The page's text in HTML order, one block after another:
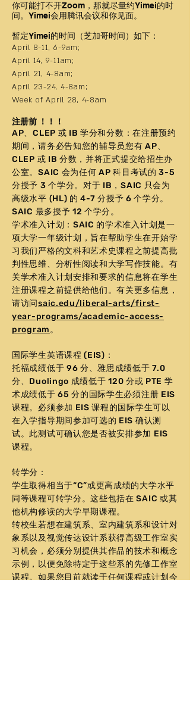
你可能打不开Zoom，那就尽量约Yimei的时
间。Yimei会用腾讯会议和你见面。
暂定Yimei的时间（芝加哥时间）如下：
April 8-11, 6-9am;
April 14, 9-11am;
April 21, 4-8am;
April 23-24, 4-8am;
Week of April 28, 4-8am
注册前 ！！！
AP、CLEP 或 IB 学分和分数：在注册预约
期间，请务必告知您的辅导员您有 AP、
CLEP 或 IB 分数，并将正式提交给招生办
公室。SAIC 会为任何 AP 科目考试的 3-5
分授予 3 个学分。对于 IB，SAIC 只会为
高级水平 (HL) 的 4-7 分授予 6 个学分。
SAIC 最多授予 12 个学分。
学术准入计划：SAIC 的学术准入计划是一
项大学一年级计划，旨在帮助学生在开始学
习我们严格的文科和艺术史课程之前提高批
判性思维、分析性阅读和大学写作技能。有
关学术准入计划安排和要求的信息将在学生
注册课程之前提供给他们。有关更多信息，
请访问saic.edu/liberal-arts/first-
year-programs/academic-access-
program。
国际学生英语课程 (EIS)：
托福成绩低于 96 分、雅思成绩低于 7.0
分、Duolingo 成绩低于 120 分或 PTE 学
术成绩低于 65 分的国际学生必须注册 EIS
课程。必须参加 EIS 课程的国际学生可以
在入学指导期间参加可选的 EIS 确认测
试。此测试可确认您是否被安排参加 EIS
课程。
转学分 ：
学生取得相当于“C”或更高成绩的大学水平
同等课程可转学分。这些包括在 SAIC 或其
他机构修读的大学早期课程。
转校生若想在建筑系、室内建筑系和设计对
象系以及视觉传达设计系获得高级工作室实
习机会，必须分别提供其作品的技术和概念
示例，以便免除特定于这些系的先修工作室
课程。如果您目前就读于任何课程或计划今